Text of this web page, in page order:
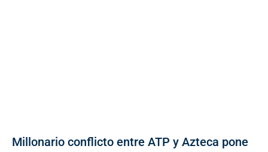
Millonario conflicto entre ATP y Azteca pone